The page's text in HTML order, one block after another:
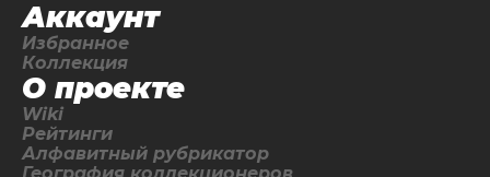
Аккаунт
Избранное
Коллекция
О проекте
Wiki
Рейтинги
Алфавитный рубрикатор